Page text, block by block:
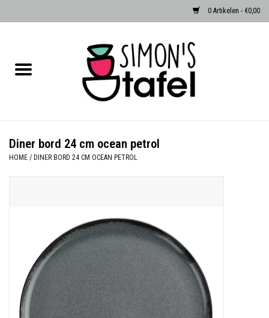
0 Artikelen - €0,00
Albast waxinehouders van Zenza
Over Simon's Tafel
Cadeaubonnen
Diner bord 24 cm ocean petrol
HOME / DINER BORD 24 CM OCEAN PETROL